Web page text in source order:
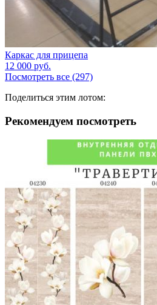
Каркас для прицепа
12 000 руб.
Посмотреть все (297)
Поделиться этим лотом:
Рекомендуем посмотреть